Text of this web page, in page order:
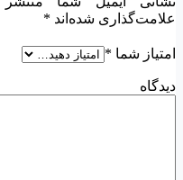
علامت‌گذاری شده‌اند *
امتیاز شما *